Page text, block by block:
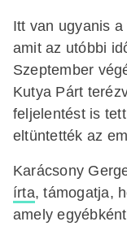
Itt van ugyanis
amit az utóbbi
Szeptember
Kutya Párt
feljelentést is
eltüntették az
Karácsony
írta, támogatja,
amely